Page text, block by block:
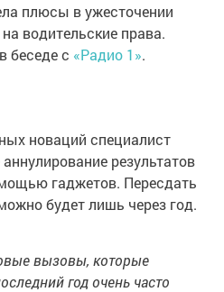
плюсы в ужесточении
водительские права.
беседе с «Радио 1».
новаций специалист
результатов
гаджетов. Пересдать
будет лишь через год.
вызовы, которые
год очень часто